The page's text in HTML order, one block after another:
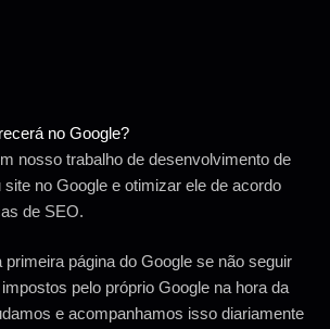
no Google?
nosso trabalho de desenvolvimento de
no Google e otimizar ele de acordo
de SEO.
primeira página do Google se não seguir
pelo próprio Google na hora da
e acompanhamos isso diariamente